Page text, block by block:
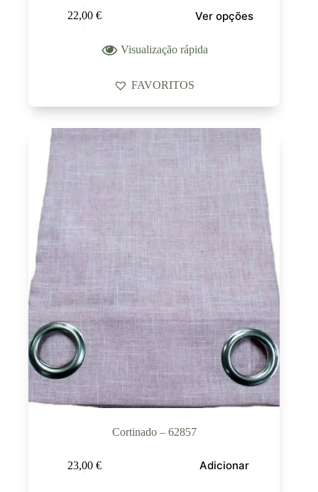
22,00 € Ver opções
Visualização rápida
FAVORITOS
Cortinado – 62857
23,00 € Adicionar